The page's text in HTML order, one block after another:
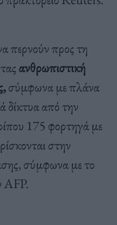
περνούν προς τη
ανθρωπιστική
σύμφωνα με πλάνα
δίκτυα από την
175 φορτηγά με
στην
σύμφωνα με το
AFP.